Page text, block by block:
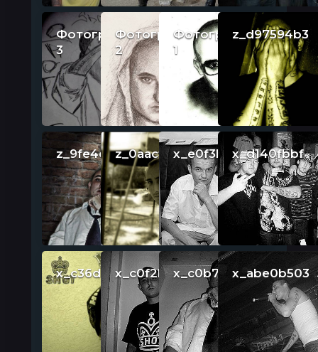
Фотография
3
Фотография
2
Фотография
1
z_d97594b3
z_9fe4c0afz_0aacfa4cx_e0f3b23ex_d140fbbf
x_c36d2150x_c0f2bae5x_c0b79b30x_abe0b503